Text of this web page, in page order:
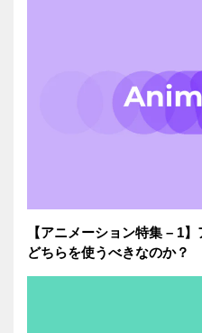
【アニメーション特集 – 1
どちらを使うべきなのか？